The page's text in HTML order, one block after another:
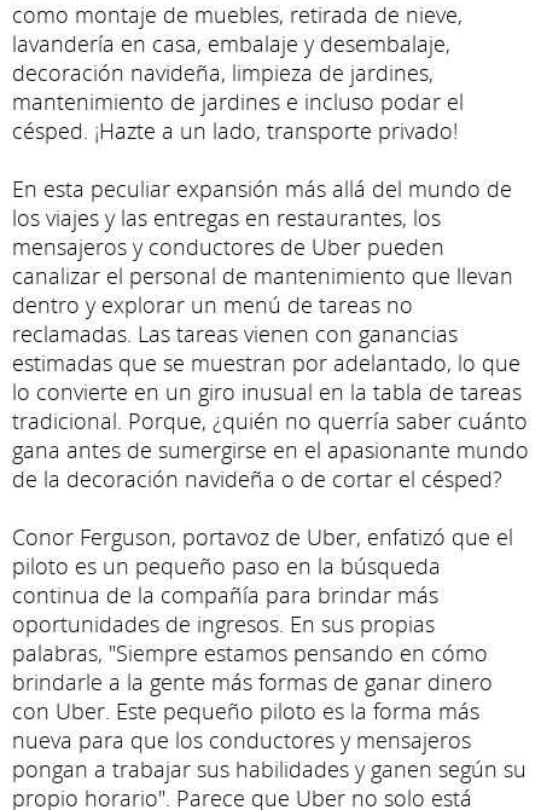
como montaje de muebles, retirada de nieve,
lavandería en casa, embalaje y desembalaje,
decoración navideña, limpieza de jardines,
mantenimiento de jardines e incluso podar el
césped. ¡Hazte a un lado, transporte privado!
En esta peculiar expansión más allá del mundo de
los viajes y las entregas en restaurantes, los
mensajeros y conductores de Uber pueden
canalizar el personal de mantenimiento que llevan
dentro y explorar un menú de tareas no
reclamadas. Las tareas vienen con ganancias
estimadas que se muestran por adelantado, lo que
lo convierte en un giro inusual en la tabla de tareas
tradicional. Porque, ¿quién no querría saber cuánto
gana antes de sumergirse en el apasionante mundo
de la decoración navideña o de cortar el césped?
Conor Ferguson, portavoz de Uber, enfatizó que el
piloto es un pequeño paso en la búsqueda
continua de la compañía para brindar más
oportunidades de ingresos. En sus propias
palabras, "Siempre estamos pensando en cómo
brindarle a la gente más formas de ganar dinero
con Uber. Este pequeño piloto es la forma más
nueva para que los conductores y mensajeros
pongan a trabajar sus habilidades y ganen según su
propio horario". Parece que Uber no solo está